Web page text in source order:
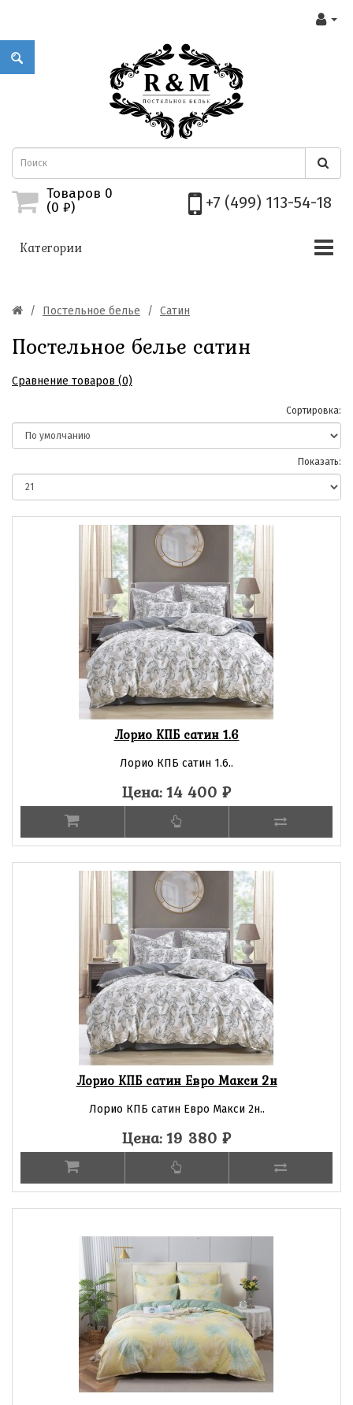
Товаров 0
(0 ₽) +7 (499) 113-54-18
Категории
Постельное белье Сатин
Постельное белье сатин
Сравнение товаров (0)
Сортировка:
Показать:
Лорио КПБ сатин 1.6
Лорио КПБ сатин 1.6..
Цена: 14 400 ₽
Лорио КПБ сатин Евро Макси 2н
Лорио КПБ сатин Евро Макси 2н..
Цена: 19 380 ₽